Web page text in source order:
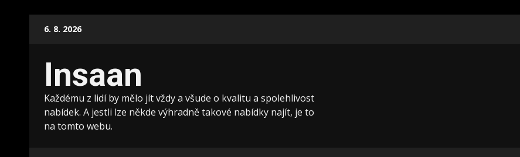
6. 8. 2026
Insaan
Každému z lidí by mělo jít vždy a všude o kvalitu a spolehlivost
nabídek. A jestli lze někde výhradně takové nabídky najít, je to
na tomto webu.